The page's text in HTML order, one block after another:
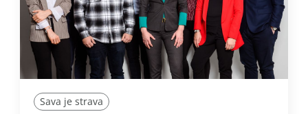
Sava je strava